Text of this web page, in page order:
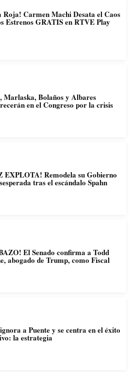
Roja! Carmen Machi Desata el Caos
Estrenos GRATIS en RTVE Play
Marlaska, Bolaños y Albares
en el Congreso por la crisis
EXPLOTA! Remodela su Gobierno
tras el escándalo Spahn
El Senado confirma a Todd
abogado de Trump, como Fiscal
a Puente y se centra en el éxito
la estrategia